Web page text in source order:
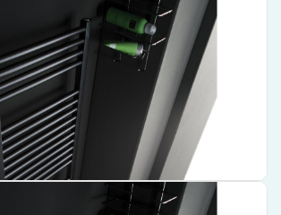
een toonaangevende merk
handdoekradiator
en moderne uitstraling
Bekijk product
Handdoekradiator – 181 cm x 60,7 cm –